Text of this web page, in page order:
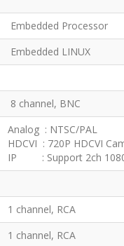
Embedded Processor
Embedded LINUX
8 channel, BNC
Analog : NTSC/PAL
HDCVI : 720P HDCVI
IP : Support 2ch
1 channel, RCA
1 channel, RCA